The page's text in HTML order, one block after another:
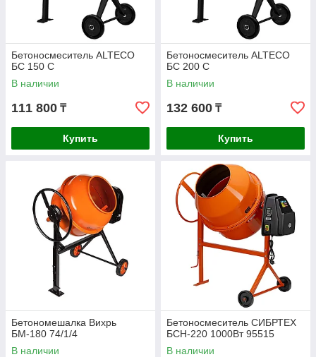
Бетоносмеситель ALTECO
БС 150 С
В наличии
111 800 ₸
Купить
Бетоносмеситель ALTECO
БС 200 С
В наличии
132 600 ₸
Купить
Бетономешалка Вихрь
БМ-180 74/1/4
В наличии
Бетоносмеситель СИБРТЕХ
БСН-220 1000Вт 95515
В наличии